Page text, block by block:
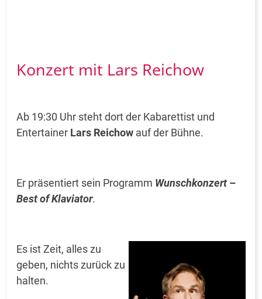
Konzert mit Lars Reichow
Ab 19:30 Uhr steht dort der Kabarettist und
Entertainer Lars Reichow auf der Bühne.
Er präsentiert sein Programm Wunschkonzert –
Best of Klaviator.
Es ist Zeit, alles zu
geben, nichts zurück zu
halten.